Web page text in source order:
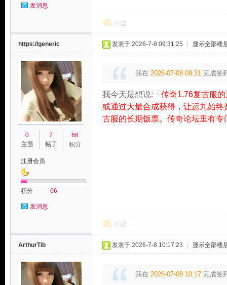
发消息
回复
https://generic
0
主题
7
帖子
66
积分
注册会员
积分 66
发消息
发表于 2026-7-8 09:31:25 显示全部楼
我在 2026-07-08 09:31完成签
我今天最想说:「 传奇1.76复古服
或通过大量合成获得，让运九始
古服的长期饭票。传奇论坛里有
回复
ArthurTib 发表于 2026-7-8 10:17:23 显示全部楼
我在 2026-07-08 10:17完成签